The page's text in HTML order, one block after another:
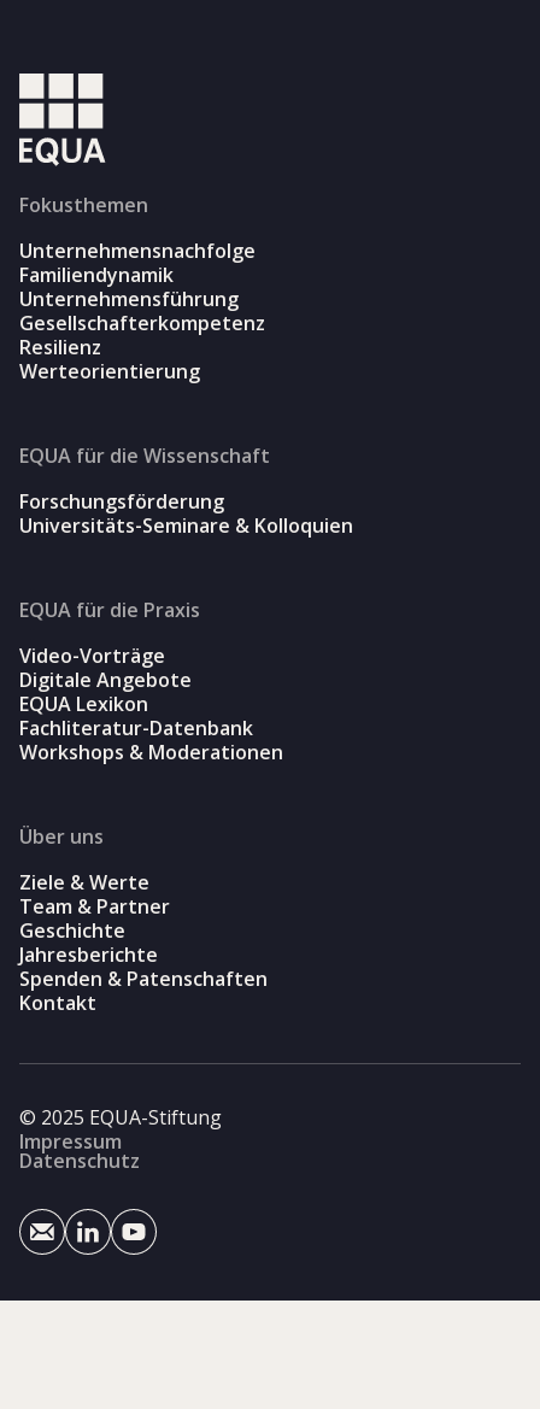
Fokusthemen
Unternehmensnachfolge
Familiendynamik
Unternehmensführung
Gesellschafterkompetenz
Resilienz
Werteorientierung
EQUA für die Wissenschaft
Forschungsförderung
Universitäts-Seminare & Kolloquien
EQUA für die Praxis
Video-Vorträge
Digitale Angebote
EQUA Lexikon
Fachliteratur-Datenbank
Workshops & Moderationen
Über uns
Ziele & Werte
Team & Partner
Geschichte
Jahresberichte
Spenden & Patenschaften
Kontakt
© 2025 EQUA-Stiftung
Impressum
Datenschutz